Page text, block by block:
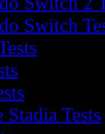
Switch
Stadia Tests